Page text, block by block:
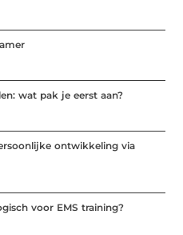
wat pak je eerst aan?
ontwikkeling via
voor EMS training?